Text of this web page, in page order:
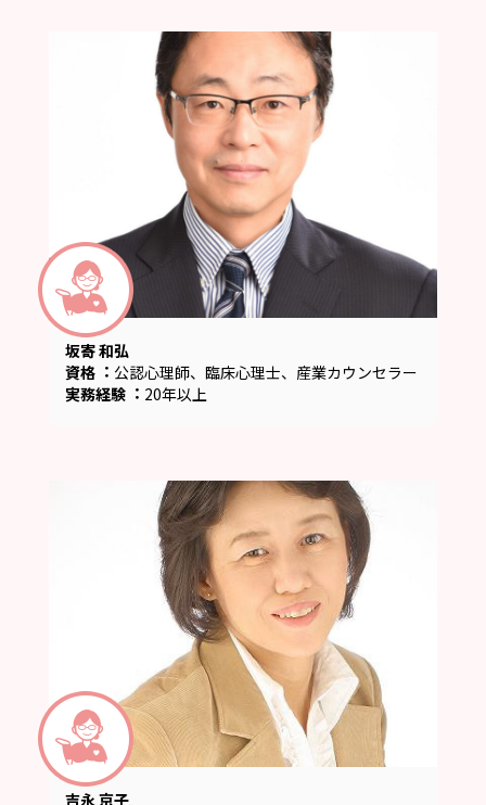
坂寄 和弘
資格︓ 公認心理師、臨床心理士、産業カウンセラー
実務経験︓ 20年以上
吉永 京子